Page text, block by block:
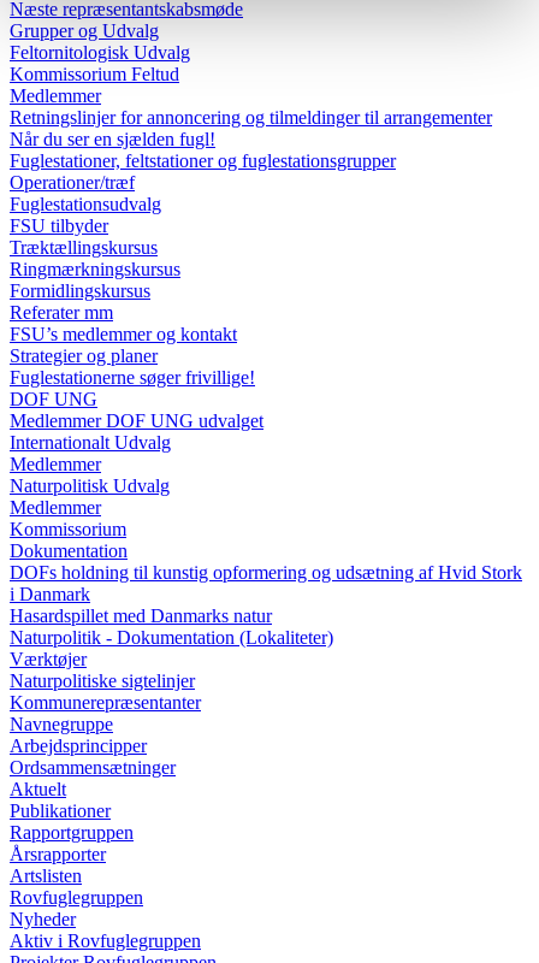
Næste repræsentantskabsmøde
Grupper og Udvalg
Feltornitologisk Udvalg
Kommissorium Feltud
Medlemmer
Retningslinjer for annoncering og tilmeldinger til arrangementer
Når du ser en sjælden fugl!
Fuglestationer, feltstationer og fuglestationsgrupper
Operationer/træf
Fuglestationsudvalg
FSU tilbyder
Træktællingskursus
Ringmærkningskursus
Formidlingskursus
Referater mm
FSU’s medlemmer og kontakt
Strategier og planer
Fuglestationerne søger frivillige!
DOF UNG
Medlemmer DOF UNG udvalget
Internationalt Udvalg
Medlemmer
Naturpolitisk Udvalg
Medlemmer
Kommissorium
Dokumentation
DOFs holdning til kunstig opformering og udsætning af Hvid Stork
i Danmark
Hasardspillet med Danmarks natur
Naturpolitik - Dokumentation (Lokaliteter)
Værktøjer
Naturpolitiske sigtelinjer
Kommunerepræsentanter
Navnegruppe
Arbejdsprincipper
Ordsammensætninger
Aktuelt
Publikationer
Rapportgruppen
Årsrapporter
Artslisten
Rovfuglegruppen
Nyheder
Aktiv i Rovfuglegruppen